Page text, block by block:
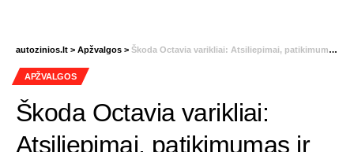
autozinios.lt > Apžvalgos > Škoda Octavia varikliai: Atsiliepimai, patikimumas ir realios sąnaudos
APŽVALGOS
Škoda Octavia varikliai:
Atsiliepimai, patikimumas ir